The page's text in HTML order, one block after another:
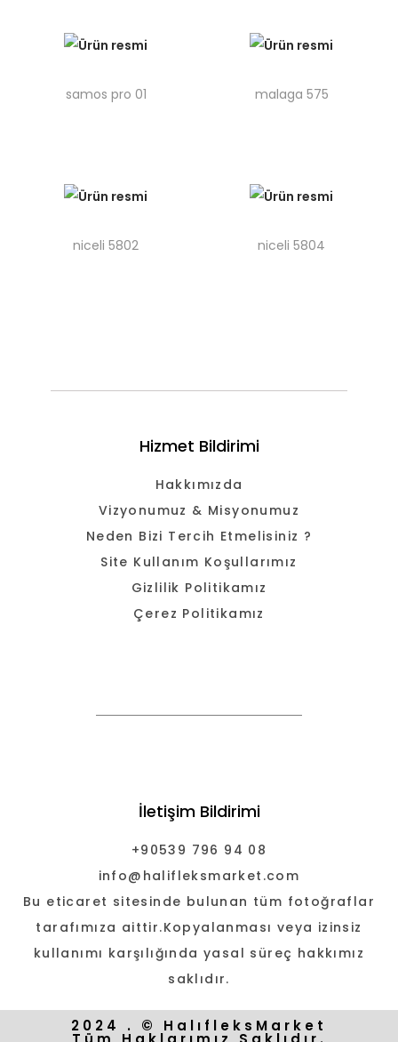
samos pro 01 malaga 575
niceli 5802 niceli 5804
Hizmet Bildirimi
Hakkımızda
Vizyonumuz & Misyonumuz
Neden Bizi Tercih Etmelisiniz ?
Site Kullanım Koşullarımız
Gizlilik Politikamız
Çerez Politikamız
İletişim Bildirimi
+90539 796 94 08
info@halifleksmarket.com
Bu eticaret sitesinde bulunan tüm fotoğraflar
tarafımıza aittir.Kopyalanması veya izinsiz
kullanımı karşılığında yasal süreç hakkımız
saklıdır.
2024 . © HalıfleksMarket